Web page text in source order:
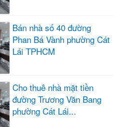
Bán nhà số 40 đường
Phan Bá Vành phường Cát
Lái TPHCM
Cho thuê nhà mặt tiền
đường Trương Văn Bang
phường Cát Lái...